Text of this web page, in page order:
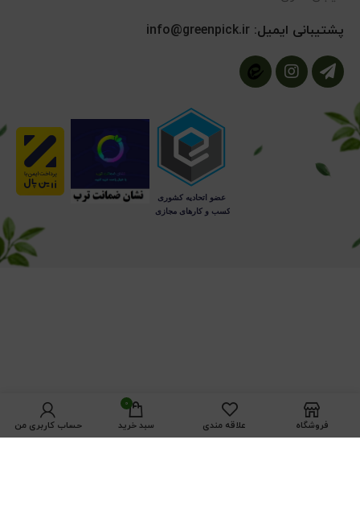
پشتیبانی ایمیل:info@greenpick.ir
فروشگاه علاقه مندی
0
سبد خرید حساب کاربری من